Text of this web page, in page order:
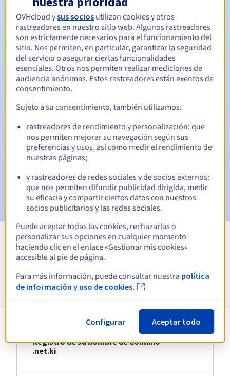
Período de renovación Entre 1 y 5 años
Período de redención
Notificaciones automáticas:
vencimiento
Email el día del vencimientopara notificar la suspensión
del nombre de dominio
Email tras el periodo de gracia de redenciónpara
notificar la eliminación del nombre de dominio
Ver todas las extensiones
Información sobre .net.ki
Registro de su nombre de dominio
.net.ki
OVHcloud ysus socios utilizan cookies y otros
rastreadores en nuestro sitio web. Algunos rastreadores
son estrictamente necesarios para el funcionamiento del
sitio. Nos permiten, en particular, garantizar la seguridad
del servicio o asegurar ciertas funcionalidades
esenciales. Otros nos permiten realizar mediciones de
audiencia anónimas. Estos rastreadores están exentos de
consentimiento.
Sujeto a su consentimiento, también utilizamos:
rastreadores de rendimiento y personalización: que
nos permiten mejorar su navegación según sus
preferencias y usos, así como medir el rendimiento de
nuestras páginas;
y rastreadores de redes sociales y de socios externos:
que nos permiten difundir publicidad dirigida, medir
su eficacia y compartir ciertos datos con nuestros
socios publicitarios y las redes sociales.
Puede aceptar todas las cookies, rechazarlas o
personalizar sus opciones en cualquier momento
haciendo clic en el enlace «Gestionar mis cookies»
accesible al pie de página.
Para más información, puede consultar nuestra política
de información y uso de cookies.
Configurar Aceptar todo